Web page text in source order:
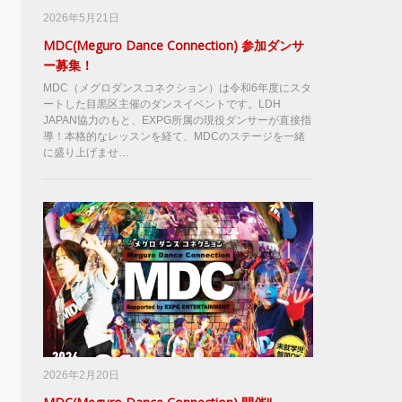
2026年5月21日
MDC(Meguro Dance Connection) 参加ダンサ
ー募集！
MDC（メグロダンスコネクション）は令和6年度にスタ
ートした目黒区主催のダンスイベントです。LDH
JAPAN協力のもと、EXPG所属の現役ダンサーが直接指
導！本格的なレッスンを経て、MDCのステージを一緒
に盛り上げませ…
2026年2月20日